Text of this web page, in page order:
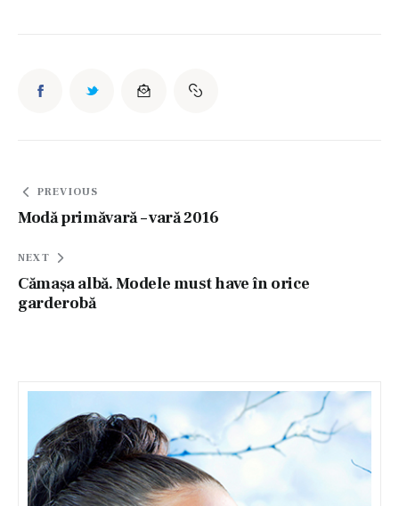
Navigare
în
articole
PREVIOUS
Modă primăvară – vară 2016
NEXT
Cămaşa albă. Modele must have în orice
garderobă